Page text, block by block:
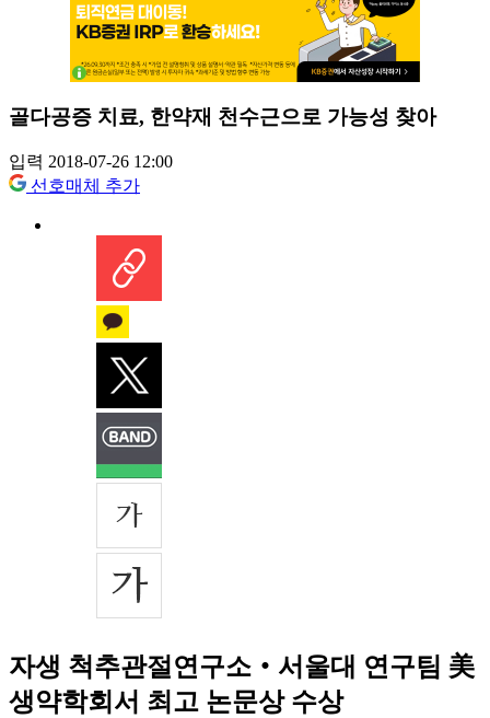
골다공증 치료, 한약재 천수근으로 가능성 찾아
입력 2018-07-26 12:00
선호매체 추가
자생 척추관절연구소‧서울대 연구팀 美
생약학회서 최고 논문상 수상